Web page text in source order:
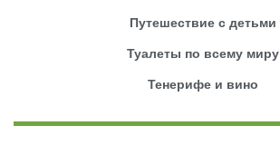
Путешествие с детьми
Туалеты по всему миру
Тенерифе и вино